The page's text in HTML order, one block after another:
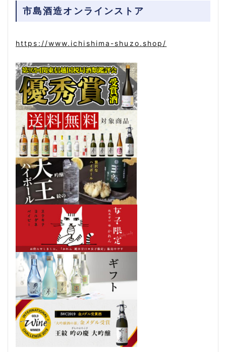
市島酒造オンラインストア
https://www.ichishima-shuzo.shop/